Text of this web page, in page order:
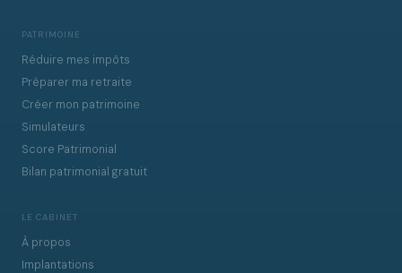
PATRIMOINE
Réduire mes impôts
Préparer ma retraite
Créer mon patrimoine
Simulateurs
Score Patrimonial
Bilan patrimonial gratuit
LE CABINET
À propos
Implantations